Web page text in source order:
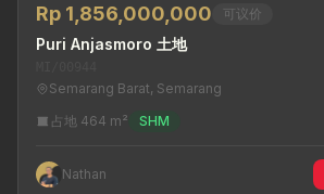
Rp 1,856,000,000 可议价
Puri Anjasmoro 土地
Semarang Barat, Semarang
占地 464 m²
SHM
Nathan